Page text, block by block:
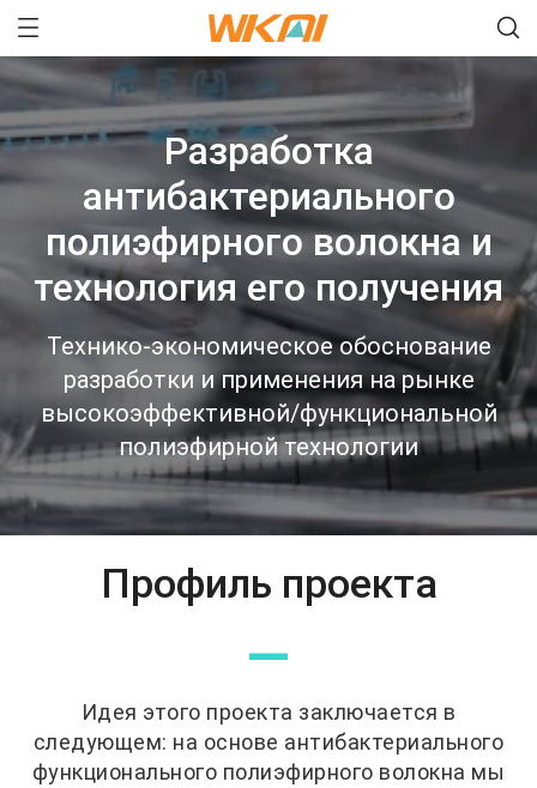
Разработка
антибактериального
полиэфирного волокна и
технология его получения
Технико-экономическое обоснование
разработки и применения на рынке
высокоэффективной/функциональной
полиэфирной технологии
Профиль проекта
—
Идея этого проекта заключается в
следующем: на основе антибактериального
функционального полиэфирного волокна мы